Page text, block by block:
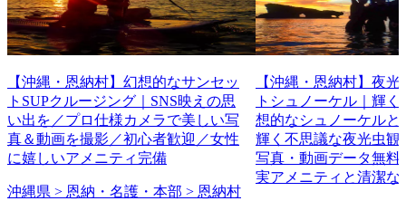
【沖縄・恩納村】幻想的なサンセッ
トSUPクルージング｜SNS映えの思
い出を／プロ仕様カメラで美しい写
真＆動画を撮影／初心者歓迎／女性
に嬉しいアメニティ完備
沖縄県 > 恩納・名護・本部 > 恩納村
【沖縄・恩納村】夜
トシュノーケル｜輝
想的なシュノーケルと
輝く不思議な夜光虫観
写真・動画データ無料
実アメニティと清潔な